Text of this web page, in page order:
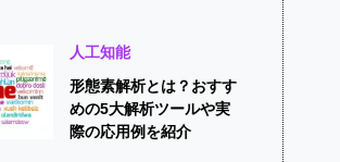
人工知能
形態素解析とは？おすす
めの5大解析ツールや実
際の応用例を紹介